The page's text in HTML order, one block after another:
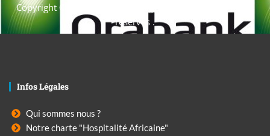
Copyright © 2021. Afrique-voyage-découverte tous droits
réservés .
Infos Légales
Qui sommes nous ?
Notre charte "Hospitalité Africaine"